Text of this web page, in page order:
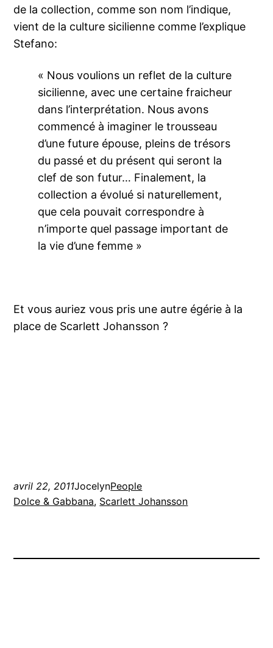
de la collection, comme son nom l’indique,
vient de la culture sicilienne comme l’explique
Stefano:
« Nous voulions un reflet de la culture
sicilienne, avec une certaine fraicheur
dans l’interprétation. Nous avons
commencé à imaginer le trousseau
d’une future épouse, pleins de trésors
du passé et du présent qui seront la
clef de son futur… Finalement, la
collection a évolué si naturellement,
que cela pouvait correspondre à
n’importe quel passage important de
la vie d’une femme »
Et vous auriez vous pris une autre égérie à la
place de Scarlett Johansson ?
avril 22, 2011JocelynPeople
Dolce & Gabbana, Scarlett Johansson